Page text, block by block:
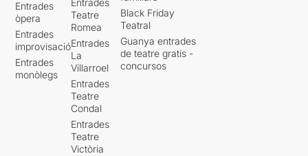
Entrades
òpera
Entrades
improvisació
Entrades
monòlegs
Entrades
Teatre
Romea
Entrades
La
Villarroel
Entrades
Teatre
Condal
Entrades
Teatre
Victòria
Black Friday
Teatral
Guanya entrades
de teatre gratis -
concursos